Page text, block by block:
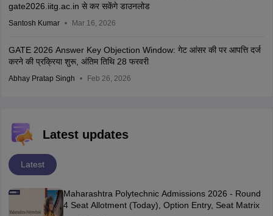
gate2026.iitg.ac.in से कर सकेंगे डाउनलोड
Santosh Kumar Mar 16, 2026
GATE 2026 Answer Key Objection Window: गेट आंसर की पर आपत्ति दर्ज
करने की प्रक्रिया शुरू, अंतिम तिथि 28 फरवरी
Abhay Pratap Singh Feb 26, 2026
Latest updates
Latest
Maharashtra Polytechnic Admissions 2026 - Round
4 Seat Allotment (Today), Option Entry, Seat Matrix